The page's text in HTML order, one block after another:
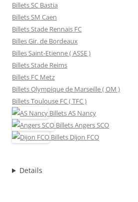
Billets SC Bastia
Billets SM Caen
Billets Stade Rennais FC
Billes Gir. de Bordeaux
Billes Saint-Etienne ( ASSE )
Billets Stade Reims
Billets FC Metz
Billets Olympique de Marseille ( OM )
Billets Toulouse FC ( TFC )
BilletsAS Nancy
BilletsAngers SCO
Billets Dijon FCO
Details